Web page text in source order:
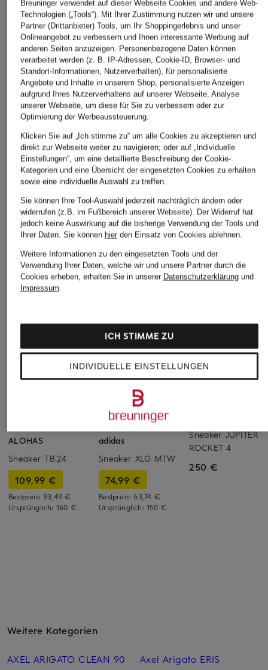
ÄHNLICHE ARTIKEL ENTDECKEN
ALOHAS
Sneaker TB.24
109,99 €
Bestpreis:93,49 €
Ursprünglich: 160 €
+Aktionsrabatt
adidas
Sneaker XLG MTW
74,99 €
Bestpreis:63,74 €
Ursprünglich: 150 €
Sneaker JUPITER
ROCKET 4
250 €
Weitere Kategorien
AXEL ARIGATO CLEAN 90
Axel Arigato ERIS
Breuninger verwendet auf dieser Webseite Cookies und andere Web-
Technologien („Tools“). Mit Ihrer Zustimmung nutzen wir und unsere
Partner (Drittanbieter) Tools, um Ihr Shoppingerlebnis und unser
Onlineangebot zu verbessern und Ihnen interessante Werbung auf
anderen Seiten anzuzeigen. Personenbezogene Daten können
verarbeitet werden (z. B. IP-Adressen, Cookie-ID, Browser- und
Standort-Informationen, Nutzerverhalten), für personalisierte
Angebote und Inhalte in unserem Shop, personalisierte Anzeigen
aufgrund Ihres Nutzerverhaltens auf unserer Webseite, Analyse
unserer Webseite, um diese für Sie zu verbessern oder zur
Optimierung der Werbeaussteuerung.
Klicken Sie auf „Ich stimme zu“ um alle Cookies zu akzeptieren und
direkt zur Webseite weiter zu navigieren; oder auf „Individuelle
Einstellungen“, um eine detaillierte Beschreibung der Cookie-
Kategorien und eine Übersicht der eingesetzten Cookies zu erhalten
sowie eine individuelle Auswahl zu treffen.
Sie können Ihre Tool-Auswahl jederzeit nachträglich ändern oder
widerrufen (z.B. im Fußbereich unserer Webseite). Der Widerruf hat
jedoch keine Auswirkung auf die bisherige Verwendung der Tools und
Ihrer Daten. Sie können hierden Einsatz von Cookies ablehnen.
Weitere Informationen zu den eingesetzten Tools und der
Verwendung Ihrer Daten, welche wir und unsere Partner durch die
Cookies erheben, erhalten Sie in unserer Datenschutzerklärungund
Impressum.
INDIVIDUELLE EINSTELLUNGEN
ICH STIMME ZU